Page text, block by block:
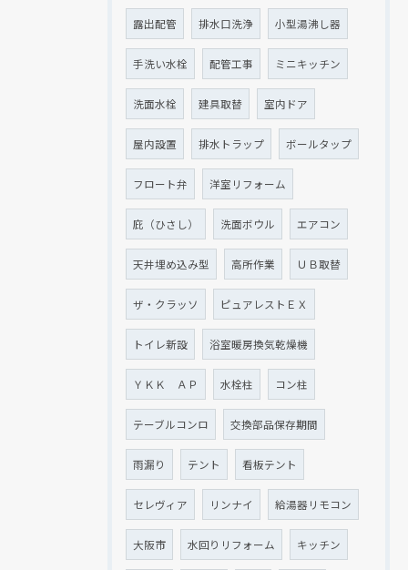
露出配管 排水口洗浄 小型湯沸し器
手洗い水栓 配管工事 ミニキッチン
洗面水栓 建具取替 室内ドア
屋内設置 排水トラップ ボールタップ
フロート弁 洋室リフォーム
庇（ひさし） 洗面ボウル エアコン
天井埋め込み型 高所作業 ＵＢ取替
ザ・クラッソ ピュアレストＥＸ
トイレ新設 浴室暖房換気乾燥機
ＹＫＫ ＡＰ 水栓柱 コン柱
テーブルコンロ 交換部品保存期間
雨漏り テント 看板テント
セレヴィア リンナイ 給湯器リモコン
大阪市 水回りリフォーム キッチン